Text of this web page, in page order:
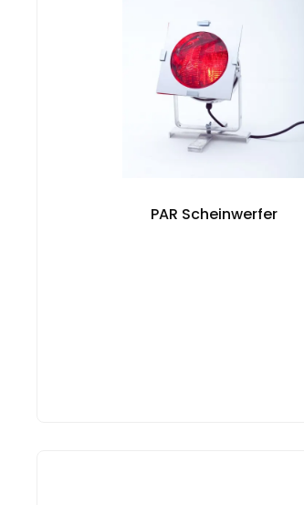
PAR Scheinwerfer